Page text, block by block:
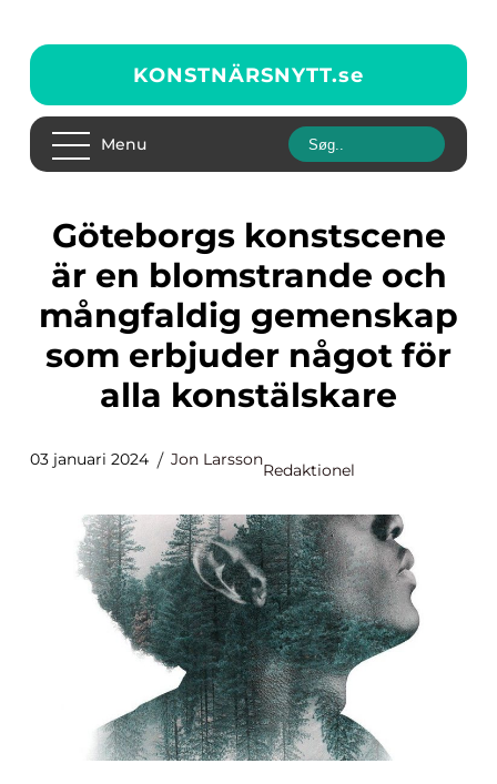
KONSTNÄRSNYTT.se
Menu
Göteborgs konstscene
är en blomstrande och
mångfaldig gemenskap
som erbjuder något för
alla konstälskare
03 januari 2024 Jon Larsson
Redaktionel